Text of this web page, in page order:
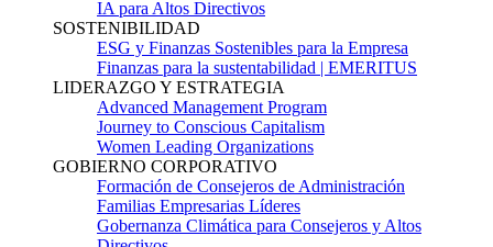
IA para Altos Directivos
SOSTENIBILIDAD
ESG y Finanzas Sostenibles para la Empresa
Finanzas para la sustentabilidad | EMERITUS
LIDERAZGO Y ESTRATEGIA
Advanced Management Program
Journey to Conscious Capitalism
Women Leading Organizations
GOBIERNO CORPORATIVO
Formación de Consejeros de Administración
Familias Empresarias Líderes
Gobernanza Climática para Consejeros y Altos